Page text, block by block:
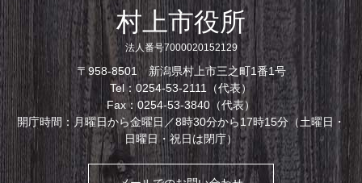
村上市役所
法人番号7000020152129
〒958-8501 新潟県村上市三之町1番1号
Tel：0254-53-2111（代表）
Fax：0254-53-3840（代表）
開庁時間：月曜日から金曜日／8時30分から17時15分（土曜日・
日曜日・祝日は閉庁）